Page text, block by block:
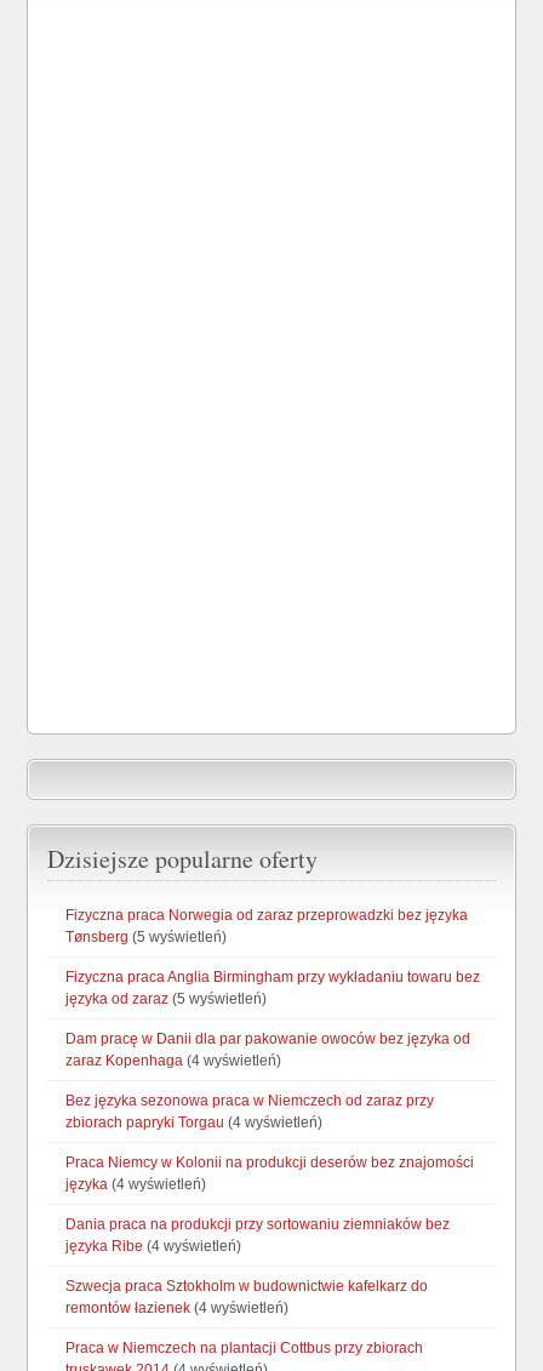
Dzisiejsze popularne oferty
Fizyczna praca Norwegia od zaraz przeprowadzki bez języka
Tønsberg (5 wyświetleń)
Fizyczna praca Anglia Birmingham przy wykładaniu towaru bez
języka od zaraz (5 wyświetleń)
Dam pracę w Danii dla par pakowanie owoców bez języka od
zaraz Kopenhaga (4 wyświetleń)
Bez języka sezonowa praca w Niemczech od zaraz przy
zbiorach papryki Torgau (4 wyświetleń)
Praca Niemcy w Kolonii na produkcji deserów bez znajomości
języka (4 wyświetleń)
Dania praca na produkcji przy sortowaniu ziemniaków bez
języka Ribe (4 wyświetleń)
Szwecja praca Sztokholm w budownictwie kafelkarz do
remontów łazienek (4 wyświetleń)
Praca w Niemczech na plantacji Cottbus przy zbiorach